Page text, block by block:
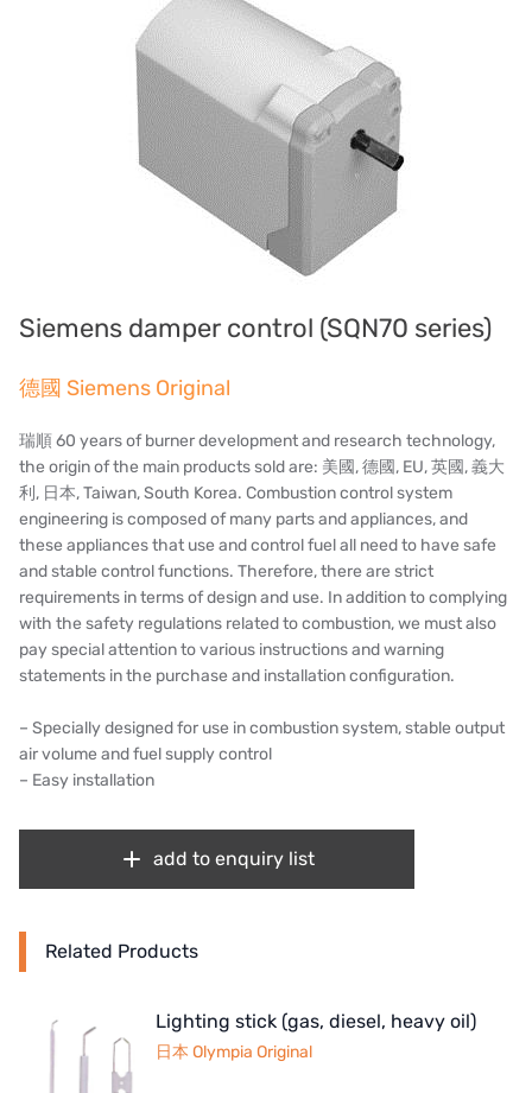
IDEX USA
US CLACK
EMERSON, USA
American PENTAIR
American PULSAFEEDER
Denmark DANFOSS
France SUNTEC
美國 PUROLITE
Japanese NOP
Japan OLYMPIA
Japan KATSURA
BRAHMA, Italy
SAGINOMIYA
OLTREMARE
TROCHOID
Recruit reseller form
Siemens damper control (SQN70 series)
德國 Siemens Original
瑞順 60 years of burner development and research technology,
the origin of the main products sold are: 美國, 德國, EU, 英國, 義大
利, 日本, Taiwan, South Korea. Combustion control system
engineering is composed of many parts and appliances, and
these appliances that use and control fuel all need to have safe
and stable control functions. Therefore, there are strict
requirements in terms of design and use. In addition to complying
with the safety regulations related to combustion, we must also
pay special attention to various instructions and warning
statements in the purchase and installation configuration.
– Specially designed for use in combustion system, stable output
air volume and fuel supply control
– Easy installation
add to enquiry list
Related Products
Lighting stick (gas, diesel, heavy oil)
日本 Olympia Original